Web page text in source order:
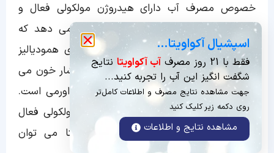
خصوص مصرف آب دارای هیدروژن مولکولی فعال و
تاثیرات آن بر ارتقاء سلامت کلیه نشان می دهد که
افزودن آب غنی از هیدروژن به محلول های همودیالیز
سبب بهبود واکنش های التهابی و کنترل فشار خون می
شود و یک گزینه درمانی جدید برای کنترل اورمی است.
بنابراین با استفاده از آب دارای هیدروژن مولکولی فعال
و همچنین آنتی اکسیدان سرشار آکواویتا می توان
اسپشیال آکواویتا…
فقط با 21 روز مصرف آب آکواویتا نتایج
شگفت انگیز این آب را تجربه کنید...
جهت مشاهده نتایج مصرف و اطلاعات کامل‌تر
روی دکمه زیر کلیک کنید
مشاهده نتایج و اطلاعات